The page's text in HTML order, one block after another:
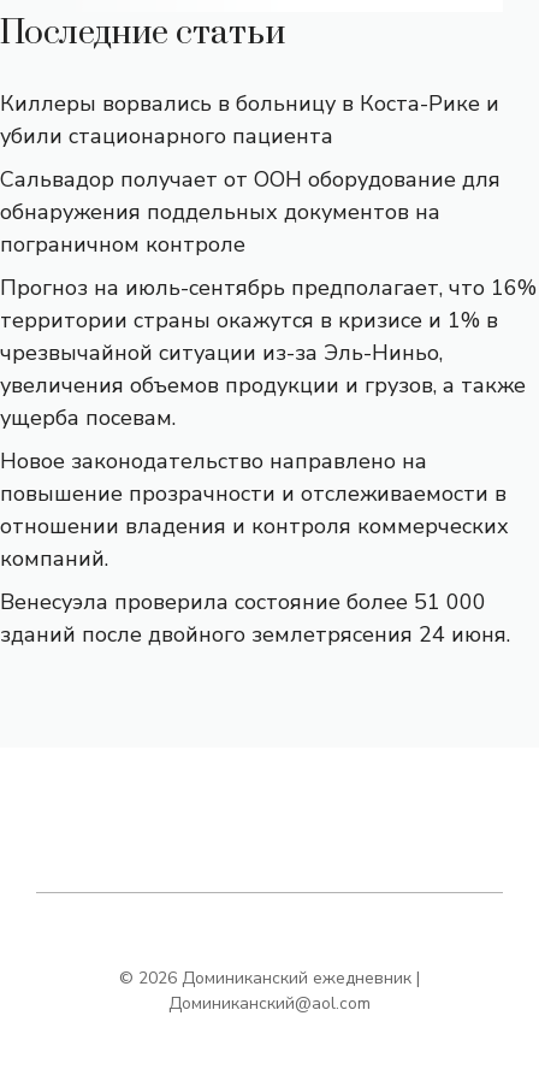
Последние статьи
Киллеры ворвались в больницу в Коста-Рике и
убили стационарного пациента
Сальвадор получает от ООН оборудование для
обнаружения поддельных документов на
пограничном контроле
Прогноз на июль-сентябрь предполагает, что 16%
территории страны окажутся в кризисе и 1% в
чрезвычайной ситуации из-за Эль-Ниньо,
увеличения объемов продукции и грузов, а также
ущерба посевам.
Новое законодательство направлено на
повышение прозрачности и отслеживаемости в
отношении владения и контроля коммерческих
компаний.
Венесуэла проверила состояние более 51 000
зданий после двойного землетрясения 24 июня.
© 2026 Доминиканский ежедневник |
Доминиканский@aol.com